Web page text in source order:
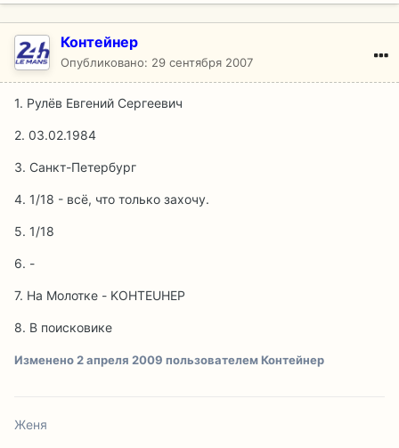
Контейнер
Опубликовано: 29 сентября 2007
1. Рулёв Евгений Сергеевич
2. 03.02.1984
3. Санкт-Петербург
4. 1/18 - всё, что только захочу.
5. 1/18
6. -
7. На Молотке - KOHTEUHEP
8. В поисковике
Изменено2 апреля 2009 пользователем Контейнер
Женя